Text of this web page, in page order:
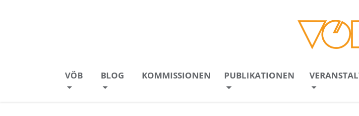
VÖB BLOG KOMMISSIONEN PUBLIKATIONEN